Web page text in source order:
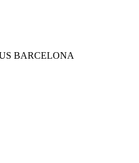
BARCELONA